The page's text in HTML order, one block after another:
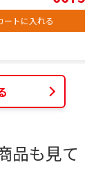
ートに入れる
品も見て